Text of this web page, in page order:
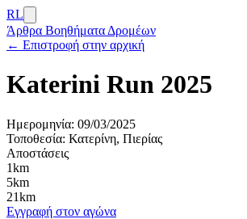
RL
Άρθρα Βοηθήματα Δρομέων
← Επιστροφή στην αρχική
Katerini Run 2025
Ημερομηνία: 09/03/2025
Τοποθεσία: Κατερίνη, Πιερίας
Αποστάσεις
1km
5km
21km
Εγγραφή στον αγώνα